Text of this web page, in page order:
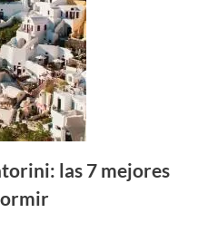
las 7 mejores